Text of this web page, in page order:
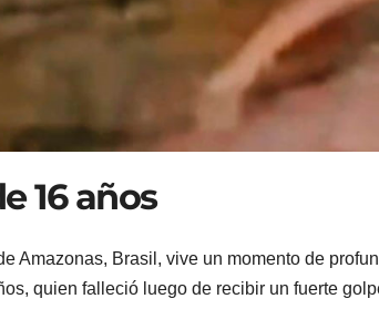
16 años
Amazonas, Brasil, vive un momento de
quien falleció luego de recibir un fuerte